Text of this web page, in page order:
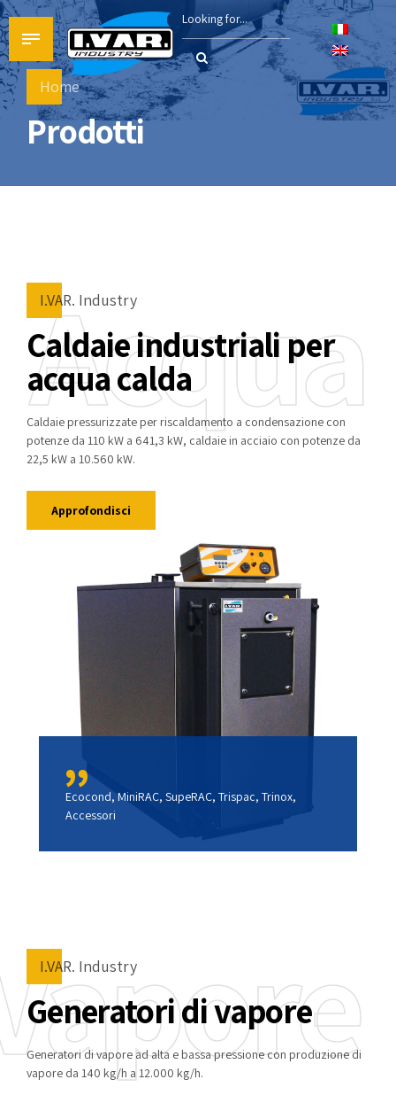
Home
Prodotti
I.VAR. Industry
Caldaie industriali per
acqua calda
Acqua
Caldaie pressurizzate per riscaldamento a condensazione con
potenze da 110 kW a 641,3 kW, caldaie in acciaio con potenze da
22,5 kW a 10.560 kW.
Approfondisci
Ecocond, MiniRAC, SupeRAC, Trispac, Trinox,
Accessori
I.VAR. Industry
Generatori di vapore
Generatori di vapore ad alta e bassa pressione con produzione di
vapore da 140 kg/h a 12.000 kg/h.